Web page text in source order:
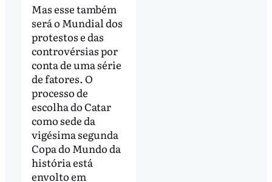
Mas esse também
será o Mundial dos
protestos e das
controvérsias por
conta de uma série
de fatores. O
processo de
escolha do Catar
como sede da
vigésima segunda
Copa do Mundo da
história está
envolto em